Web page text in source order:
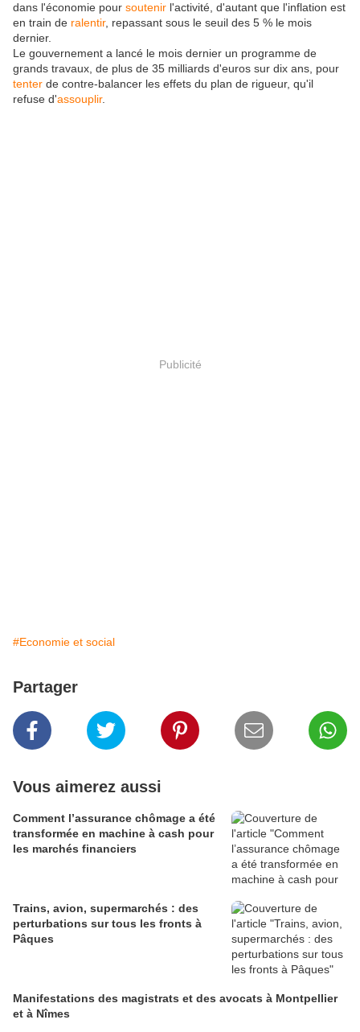
dans l'économie pour soutenir l'activité, d'autant que l'inflation est
en train de ralentir, repassant sous le seuil des 5 % le mois
dernier.
Le gouvernement a lancé le mois dernier un programme de
grands travaux, de plus de 35 milliards d'euros sur dix ans, pour
tenter de contre-balancer les effets du plan de rigueur, qu'il
refuse d'assouplir.
Publicité
#Economie et social
Partager
Vous aimerez aussi
Comment l’assurance chômage a été
transformée en machine à cash pour
les marchés financiers
Trains, avion, supermarchés : des
perturbations sur tous les fronts à
Pâques
Manifestations des magistrats et des avocats à Montpellier
et à Nîmes